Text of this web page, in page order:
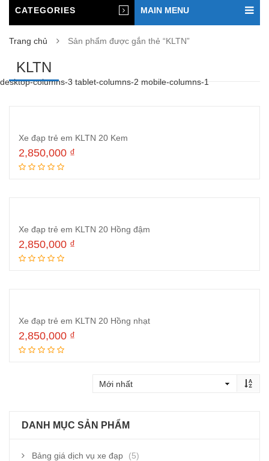
CATEGORIES MAIN MENU
Trang chủ Sản phẩm được gắn thẻ “KLTN”
KLTN
desktop-columns-3 tablet-columns-2 mobile-columns-1
Xe đạp trẻ em KLTN 20 Kem
2,850,000 ₫
Xe đạp trẻ em KLTN 20 Hồng đậm
2,850,000 ₫
Xe đạp trẻ em KLTN 20 Hồng nhạt
2,850,000 ₫
DANH MỤC SẢN PHẨM
Bảng giá dịch vụ xe đạp
(5)